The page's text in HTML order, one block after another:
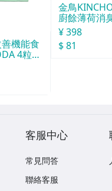
機能食
4粒22
金鳥
廚餘薄荷消
30天分
¥ 398
$ 81
客服中心
常見問答
聯絡客服